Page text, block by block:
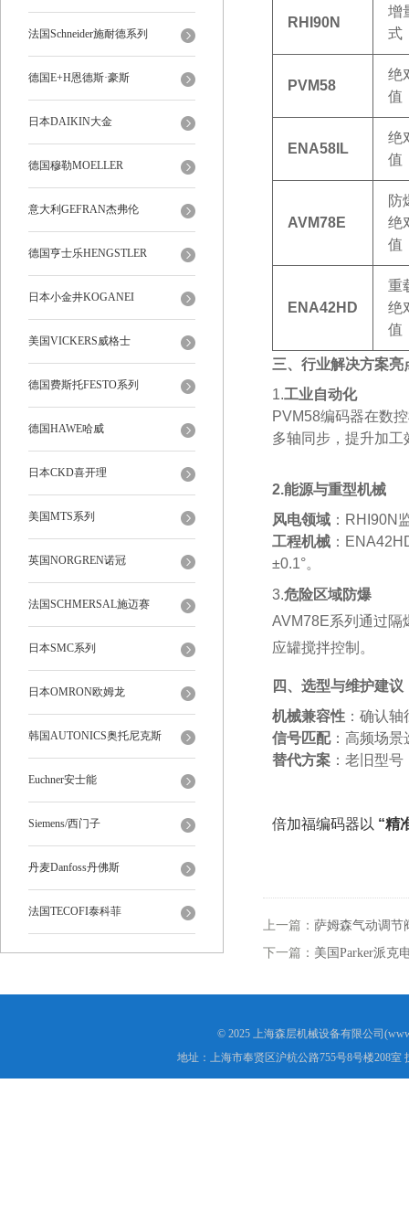
法国Schneider施耐德系列
德国E+H恩德斯·豪斯
日本DAIKIN大金
德国穆勒MOELLER
意大利GEFRAN杰弗伦
德国亨士乐HENGSTLER
日本小金井KOGANEI
美国VICKERS威格士
德国费斯托FESTO系列
德国HAWE哈威
日本CKD喜开理
美国MTS系列
英国NORGREN诺冠
法国SCHMERSAL施迈赛
日本SMC系列
日本OMRON欧姆龙
韩国AUTONICS奥托尼克斯
Euchner安士能
Siemens/西门子
丹麦Danfoss丹佛斯
法国TECOFI泰科菲
RHI90N
增
式
PVM58
绝
值
ENA58IL
绝
值
AVM78E
防
绝
值
ENA42HD
重
绝
值
三、行业解决方案亮
‌1.工业自动化
PVM58编码器在数
多轴同步，提升加工
2.能源与重型机械
风电领域 ：RHI90N
工程机械 ：
±0.1°‌。
‌3.危险区域防爆
AVM78E系列通过隔
应罐搅拌控制‌。
四、选型与维护建议
机械兼容性 ：确认
信号匹配：高频场景
替代方案 ：老旧型
倍加福编码器以 ‌ “精
上一篇： 萨姆森气动调节
下一篇： 美国Parker派克
© 2025 上海森层机械设备有限公司
地址：上海市奉贤区沪杭公路755号8号楼208室